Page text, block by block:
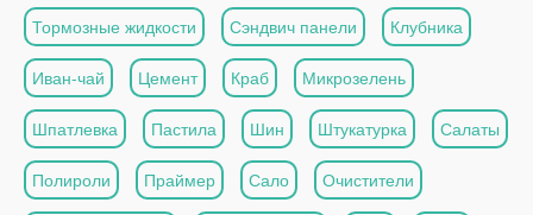
Тормозные жидкости Сэндвич панели Клубника
Иван-чай Цемент Краб Микрозелень
Шпатлевка Пастила Шин Штукатурка Салаты
Полироли Праймер Сало Очистители